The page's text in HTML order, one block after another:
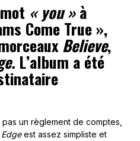
« you »à
Come True »,
Believe,
L’album a été
un règlement de comptes,
Edgeest assez simpliste et